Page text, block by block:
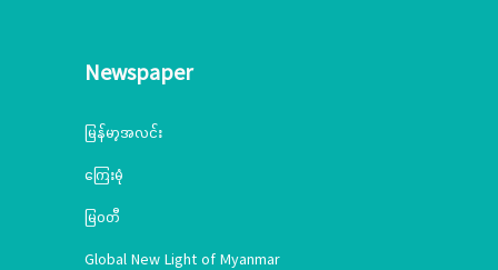
Newspaper
မြန်မာ့အလင်း
ကြေးမုံ
မြဝတီ
Global New Light of Myanmar